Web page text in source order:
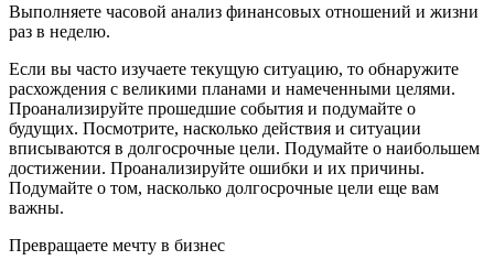
Выполняете часовой анализ финансовых отношений и жизни
раз в неделю.
Если вы часто изучаете текущую ситуацию, то обнаружите
расхождения с великими планами и намеченными целями.
Проанализируйте прошедшие события и подумайте о
будущих. Посмотрите, насколько действия и ситуации
вписываются в долгосрочные цели. Подумайте о наибольшем
достижении. Проанализируйте ошибки и их причины.
Подумайте о том, насколько долгосрочные цели еще вам
важны.
Превращаете мечту в бизнес